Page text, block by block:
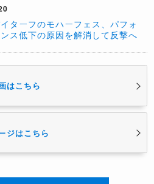
イターフのモハーフェス、パフォ
ス低下の原因を解消して反撃へ
はこちら
ジはこちら